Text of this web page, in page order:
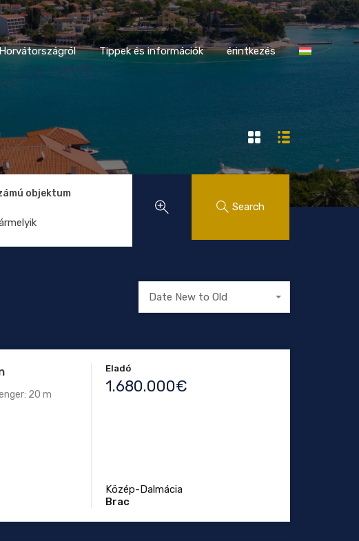
Horvátországról Tippek és információk érintkezés
Tippek és információk érintkezés
objektum
Search
Date New to Old
20 m
Eladó
1.680.000€
Közép-Dalmácia
Brac